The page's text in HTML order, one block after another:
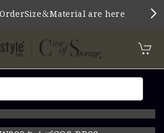
＆Material are here